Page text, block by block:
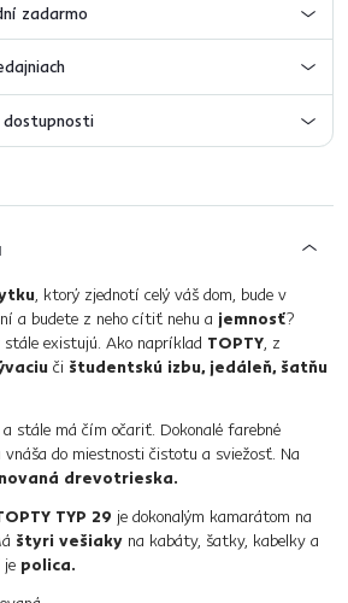
zadarmo
dostupnosti
, ktorý zjednotí celý váš dom, bude v
a budete z neho cítiť nehu a jemnosť?
existujú. Ako napríklad TOPTY, z
či študentskú izbu, jedáleň, šatňu
a stále má čím očariť. Dokonalé farebné
vnáša do miestnosti čistotu a sviežosť. Na
drevotrieska.
TYP 29 je dokonalým kamarátom na
štyri vešiaky na kabáty, šatky, kabelky a
je polica.